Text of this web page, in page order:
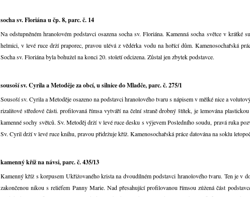
socha sv. Floriána u čp. 8, parc. č. 14
Na odstupněném hranolovém podstavci osazena socha sv. Floriána. Kamenná socha světce v krátké
helmici, v levé ruce drží praporec, pravou ulévá z vědérka vodu na hořící dům. Kamenosochařská
Socha sv. Floriána byla bohužel na konci 20. století odcizena. Zůstal jen zbytek podstavce.
sousoší sv. Cyrila a Metoděje za obcí, u silnice do Mladče, parc. č. 275/1
Sousoší sv. Cyrila a Metoděje osazeno na podstavci hranolového tvaru s nápisem v mělké nice a
rizalitové středové části. profilovaná římsa vytváří na čelní straně drobný štítek, je lemována
kamenné sochy světců. Sv. Metoděj drží v levé ruce desku s výjevem Posledního soudu, pravá ruka
Sv. Cyril drží v levé ruce knihu, pravou přidržuje kříž. Kamenosochařská práce datována na soklu
kamenný kříž na návsi, parc. č. 435/13
Kamenný kříž s korpusem Ukřižovaného krista na dvoudílném podstavci hranolového tvaru. Ten je v
zakončenou nikou s reliéfem Panny Marie. Nad přesahující profilovanou římsou zúžená část